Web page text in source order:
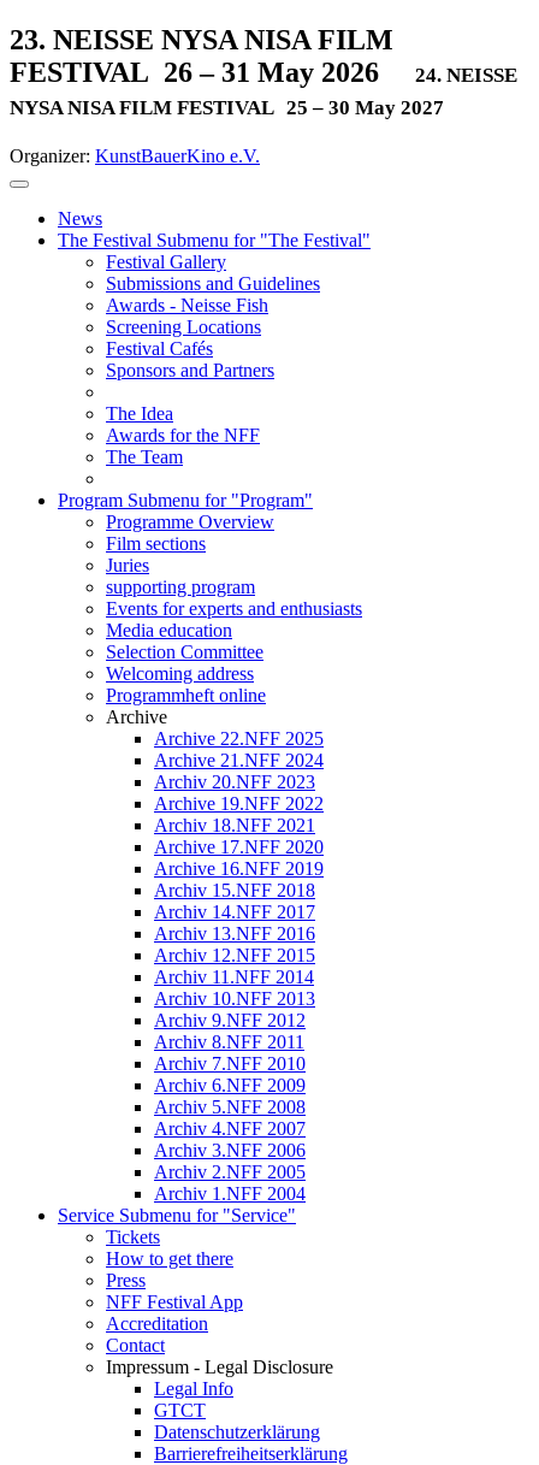
23. NEISSE NYSA NISA FILM
FESTIVAL 26 – 31 May 2026
24. NEISSE
NYSA NISA FILM FESTIVAL 25 – 30 May 2027
Organizer: KunstBauerKino e.V.
News
The Festival Submenu for "The Festival"
Festival Gallery
Submissions and Guidelines
Awards - Neisse Fish
Screening Locations
Festival Cafés
Sponsors and Partners
The Idea
Awards for the NFF
The Team
Program Submenu for "Program"
Programme Overview
Film sections
Juries
supporting program
Events for experts and enthusiasts
Media education
Selection Committee
Welcoming address
Programmheft online
Archive
Archive 22.NFF 2025
Archive 21.NFF 2024
Archiv 20.NFF 2023
Archive 19.NFF 2022
Archiv 18.NFF 2021
Archive 17.NFF 2020
Archive 16.NFF 2019
Archiv 15.NFF 2018
Archiv 14.NFF 2017
Archiv 13.NFF 2016
Archiv 12.NFF 2015
Archiv 11.NFF 2014
Archiv 10.NFF 2013
Archiv 9.NFF 2012
Archiv 8.NFF 2011
Archiv 7.NFF 2010
Archiv 6.NFF 2009
Archiv 5.NFF 2008
Archiv 4.NFF 2007
Archiv 3.NFF 2006
Archiv 2.NFF 2005
Archiv 1.NFF 2004
Service Submenu for "Service"
Tickets
How to get there
Press
NFF Festival App
Accreditation
Contact
Impressum - Legal Disclosure
Legal Info
GTCT
Datenschutzerklärung
Barrierefreiheitserklärung